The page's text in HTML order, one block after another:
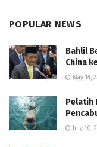
POPULAR NEWS
Bahlil
China
May 14,
Pelatih
July 10,